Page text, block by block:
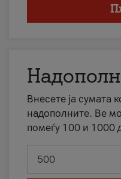
Внесете ја сумата
надополните. Ве
помеѓу 100 и 1000